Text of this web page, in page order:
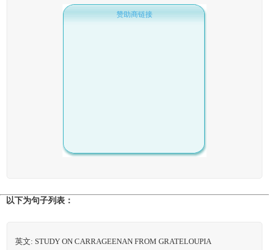
赞助商链接
以下为句子列表：
英文: STUDY ON CARRAGEENAN FROM GRATELOUPIA